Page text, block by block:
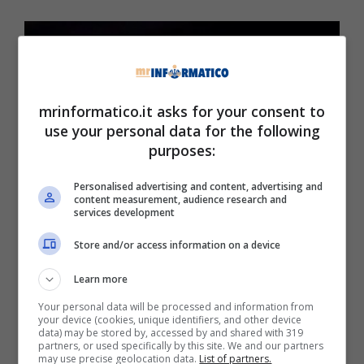
Elon Musk – Mrinformatico.it
Elon non sta vivendo un momento felice dal
punto di vista professionale. Il super
imprenditore sta effettuando diversi tagli in
Tesla per far fronte alla crisi dell’azienda
produttrice di veicoli elettrici e per ridurre i costi.
mrinformatico.it asks for your consent to
use your personal data for the following
purposes:
Personalised advertising and content, advertising and
content measurement, audience research and
services development
Store and/or access information on a device
Learn more
Your personal data will be processed and information from
your device (cookies, unique identifiers, and other device
data) may be stored by, accessed by and shared with 319
partners, or used specifically by this site. We and our partners
may use precise geolocation data. List of partners.